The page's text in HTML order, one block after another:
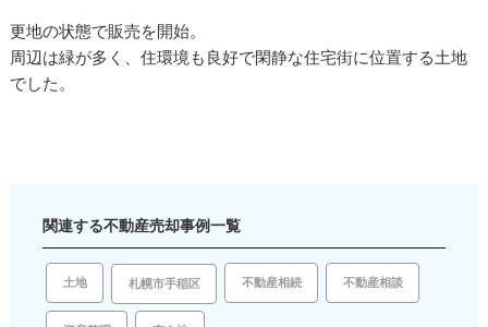
更地の状態で販売を開始。
周辺は緑が多く、住環境も良好で閑静な住宅街に位置する土地
でした。
関連する不動産売却事例一覧
土地 札幌市手稲区 不動産相続 不動産相談